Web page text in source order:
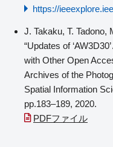
https://
J. Takaku, T. Tadono,
“Updates of
with Other Open
Archives of the
Spatial Information
pp.183–189, 2020.
PDFファイル